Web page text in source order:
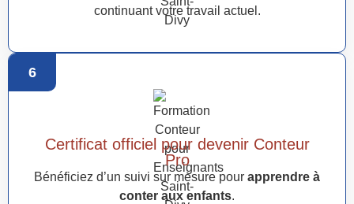
continuant votre travail actuel.
6
Certificat officiel pour devenir Conteur
Pro
Bénéficiez d’un suivi sur mesure pour apprendre à
conter aux enfants.